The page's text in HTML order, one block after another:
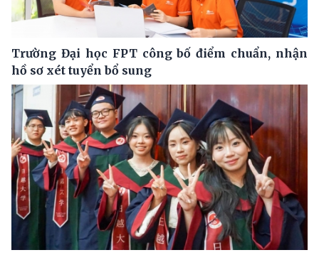
Trường Đại học FPT công bố điểm chuẩn, nhận
hồ sơ xét tuyển bổ sung